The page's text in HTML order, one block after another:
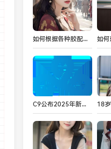
如何根据各种胶配方大全图片选择适合的胶水？常见胶水类型及其应用详解
C9公布2025年新队服：有象征C9的大片云朵